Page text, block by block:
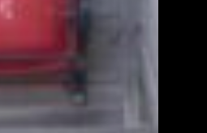
Mest populært siste